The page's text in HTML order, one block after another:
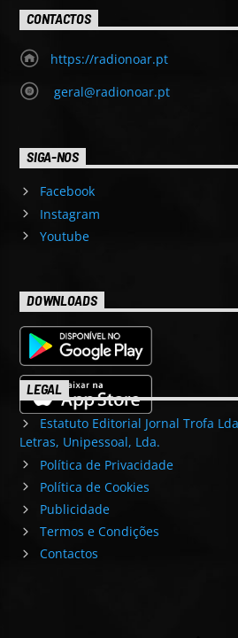
CONTACTOS
https://radionoar.pt
geral@radionoar.pt
SIGA-NOS
Facebook
Instagram
Youtube
DOWNLOADS
LEGAL
Estatuto Editorial Jornal Trofa
Letras, Unipessoal, Lda.
Política de Privacidade
Política de Cookies
Publicidade
Termos e Condições
Contactos